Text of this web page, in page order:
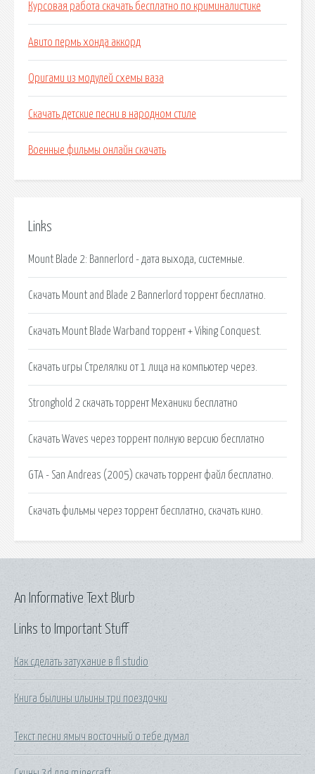
Курсовая работа скачать бесплатно по криминалистике
Авито пермь хонда аккорд
Оригами из модулей схемы ваза
Скачать детские песни в народном стиле
Военные фильмы онлайн скачать
Links
Mount Blade 2: Bannerlord - дата выхода, системные.
Скачать Mount and Blade 2 Bannerlord торрент бесплатно.
Скачать Mount Blade Warband торрент + Viking Conquest.
Скачать игры Стрелялки от 1 лица на компьютер через.
Stronghold 2 скачать торрент Механики бесплатно
Скачать Waves через торрент полную версию бесплатно
GTA - San Andreas (2005) скачать торрент файл бесплатно.
Скачать фильмы через торрент бесплатно, скачать кино.
Links to Important Stuff
Как сделать затухание в fl studio
Книга былины ильины три поездочки
Текст песни ямыч восточный о тебе думал
An Informative Text Blurb